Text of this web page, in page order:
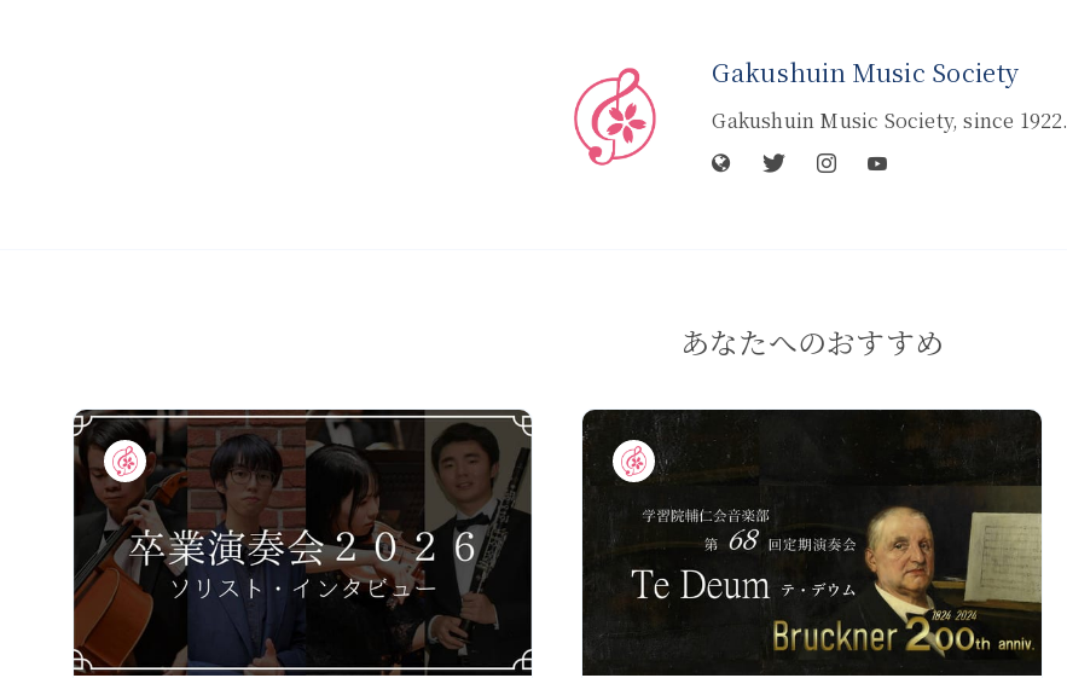
Gakushuin Music Society
Gakushuin Music Society, since 1922.
あなたへのおすすめ